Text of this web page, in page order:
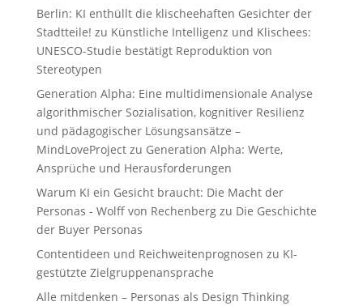
Berlin: KI enthüllt die klischeehaften Gesichter der
Stadtteile! zu Künstliche Intelligenz und Klischees:
UNESCO-Studie bestätigt Reproduktion von
Stereotypen
Generation Alpha: Eine multidimensionale Analyse
algorithmischer Sozialisation, kognitiver Resilienz
und pädagogischer Lösungsansätze –
MindLoveProjectzu Generation Alpha: Werte,
Ansprüche und Herausforderungen
Warum KI ein Gesicht braucht: Die Macht der
Personas - Wolff von Rechenbergzu Die Geschichte
der Buyer Personas
Contentideen und Reichweitenprognosen zu KI-
gestützte Zielgruppenansprache
Alle mitdenken – Personas als Design Thinking